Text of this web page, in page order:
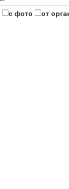
с фото от